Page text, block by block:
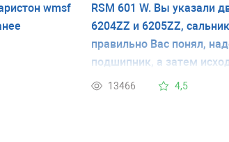
wmsf
RSM 601 W. Вы указали
6204ZZ и 6205ZZ,
правильно Вас понял,
подшипник, а затем
сделать заказ
13466 4,5